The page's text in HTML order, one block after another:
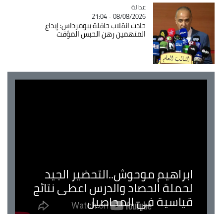
Catégorie
عدالة
08/08/2026 - 21:04
حادث انقلاب حافلة ببومرداس: إيداع
المتهمين رهن الحبس المؤقت
ابراهيم موحوش..التحضير الجيد
لحملة الحصاد والدرس اعطى نتائج
قياسية في المحاصيل